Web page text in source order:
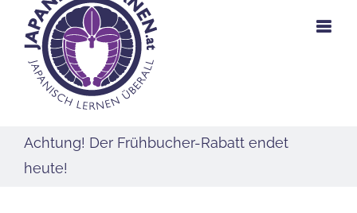
Achtung! Der Frühbucher-Rabatt endet
heute!